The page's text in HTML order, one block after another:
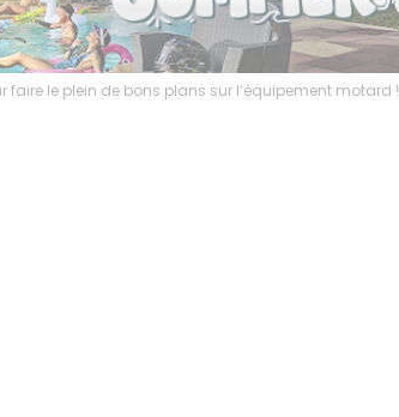
faire le plein de bons plans sur l’équipement motard !